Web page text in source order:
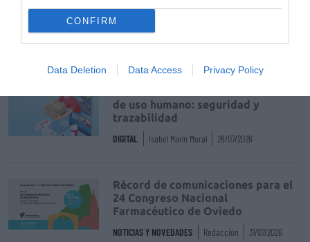
CONFIRM
Data Deletion Data Access Privacy Policy
de uso humano: seguridad y
trazabilidad
DIGITAL Isabel Marín Moral 28/07/2026
Récord de comunicaciones para el
24 Congreso Nacional
Farmacéutico de Oviedo
NOTICIAS Y NOVEDADES Redacción 31/07/2026